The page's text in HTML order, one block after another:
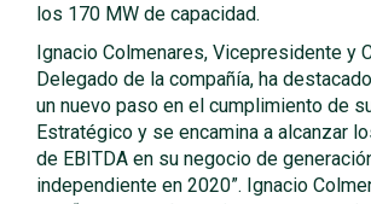
los 170 MW de capacidad.
Ignacio Colmenares, Vicepresidente y
Delegado de la compañía, ha
un nuevo paso en el cumplimiento de
Estratégico y se encamina a alcanzar
de EBITDA en su negocio de
independiente en 2020”. Ignacio